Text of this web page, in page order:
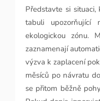
Představte si
tabuli upozorňující
ekologickou zónu.
zaznamenají
výzva k zaplacení
měsíců po návratu
se přitom běžně